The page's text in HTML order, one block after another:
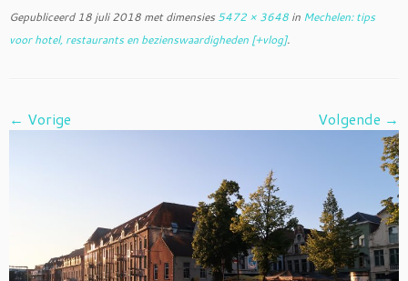
Gepubliceerd 18 juli 2018 met dimensies 5472 × 3648 in Mechelen: tips
voor hotel, restaurants en bezienswaardigheden [+vlog].
← Vorige Volgende →